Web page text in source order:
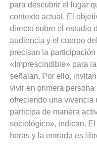
para descubrir el lugar
contexto actual. El
directo sobre el estudio
audiencia y el cuerpo
precisan la
«Imprescindible» para
señalan. Por ello,
vivir en primera
ofreciendo una vivencia
participa de manera
sociológico», indican.
horas y la entrada es